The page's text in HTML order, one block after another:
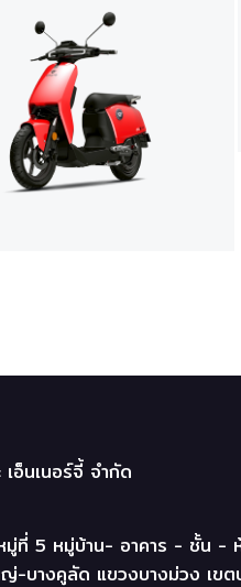
อ็นเนอร์จี้ จำกัด
มู่ที่ 5 หมู่บ้าน- อาคาร - ชั้น -
-บางคูลัด แขวงบางม่วง เข